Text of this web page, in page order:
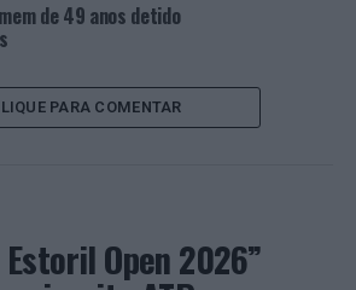
mas na cidade da Figueira da Foz,
arma proibida, nomeadamente,
uma ação de fiscalização. A
COIMBRA
CRIMINALIDADE
de 49 anos detido
PARA COMENTAR
Open 2026”